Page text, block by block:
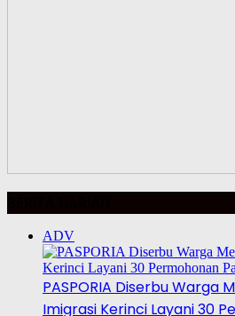
ADV
PASPORIA Diserbu Warga
Imigrasi Kerinci Layani 30